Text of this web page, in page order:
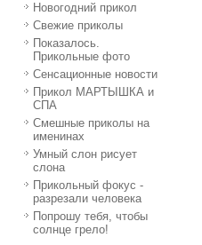
Новогодний прикол
Свежие приколы
Показалось.
Прикольные фото
Сенсационные новости
Прикол МАРТЫШКА и
СПА
Смешные приколы на
именинах
Умный слон рисует
слона
Прикольный фокус -
разрезали человека
Попрошу тебя, чтобы
солнце грело!